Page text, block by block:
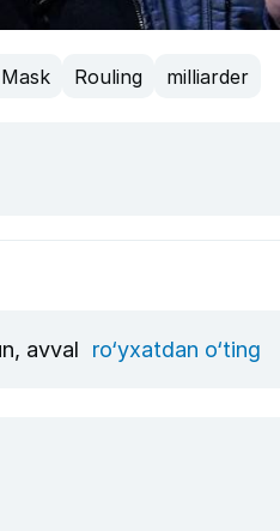
Rouling milliarder
avval ro‘yxatdan o‘ting